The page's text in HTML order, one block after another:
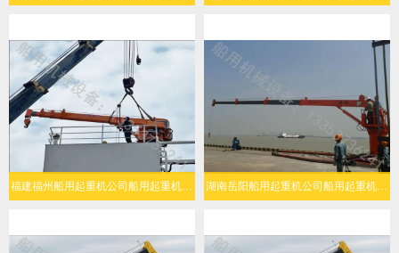
福建福州船用起重机公司船用起重机多场景灵活适配 湖南岳阳船用起重机公司船用起重机高效作业